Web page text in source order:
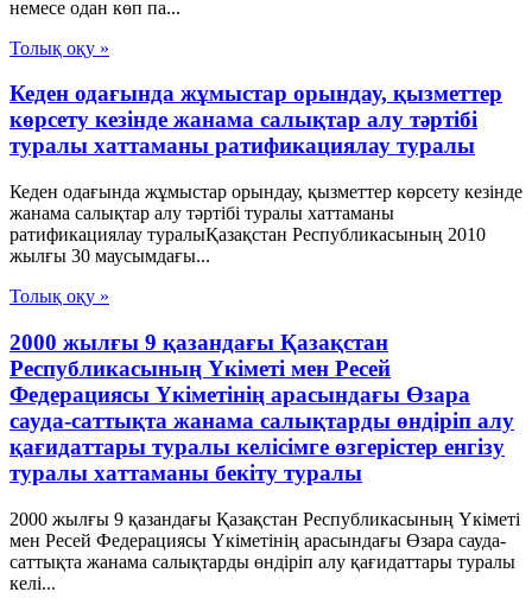
немесе одан көп па...
Толық оқу »
Кеден одағында жұмыстар орындау, қызметтер
көрсету кезінде жанама салықтар алу тәртібі
туралы хаттаманы ратификациялау туралы
Кеден одағында жұмыстар орындау, қызметтер көрсету кезінде
жанама салықтар алу тәртібі туралы хаттаманы
ратификациялау туралыҚазақстан Республикасының 2010
жылғы 30 маусымдағы...
Толық оқу »
2000 жылғы 9 қазандағы Қазақстан
Республикасының Үкіметі мен Ресей
Федерациясы Үкіметінің арасындағы Өзара
сауда-саттықта жанама салықтарды өндіріп алу
қағидаттары туралы келісімге өзгерістер енгізу
туралы хаттаманы бекіту туралы
2000 жылғы 9 қазандағы Қазақстан Республикасының Үкіметі
мен Ресей Федерациясы Үкіметінің арасындағы Өзара сауда-
саттықта жанама салықтарды өндіріп алу қағидаттары туралы
келі...